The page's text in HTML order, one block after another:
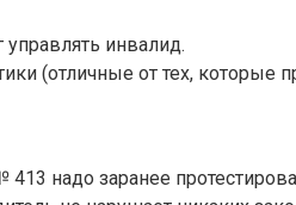
инвалид.
(отличные от тех, которые
надо заранее